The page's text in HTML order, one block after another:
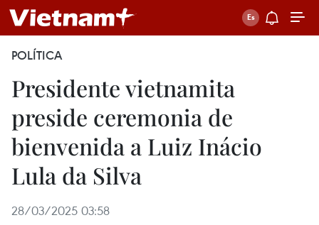
POLÍTICA
Presidente vietnamita
preside ceremonia de
bienvenida a Luiz Inácio
Lula da Silva
28/03/2025 03:58